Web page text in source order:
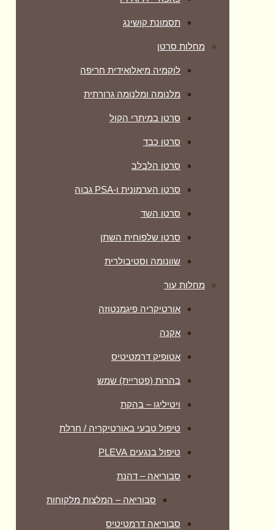
תסמונת קושינג
מחלות סרטן
לוקמיה מיאלואידית חריפה
מלנומה ומלנומה גרורתית
סרטן במיתרי הקול
סרטן כבד
סרטן הלבלב
סרטן הערמונית ו-PSA גבוה
סרטן השד
סרטן שלפוחית השתן
שוונומה וסטיבולרית
מחלות עור
אורטיקריה פיגמנטוזה
אקנה
אטופיק דרמטיטיס
בהרות (פטריית) שמש
ויטיליגו – בהקת
טיפול טבעי באורטיקריה / חרלת
טיפול בנגעים PLEVA
סבוריאה – דהנת
סבוריאה – המלצות מלקוחות
סבוריאה דרמטיטיס